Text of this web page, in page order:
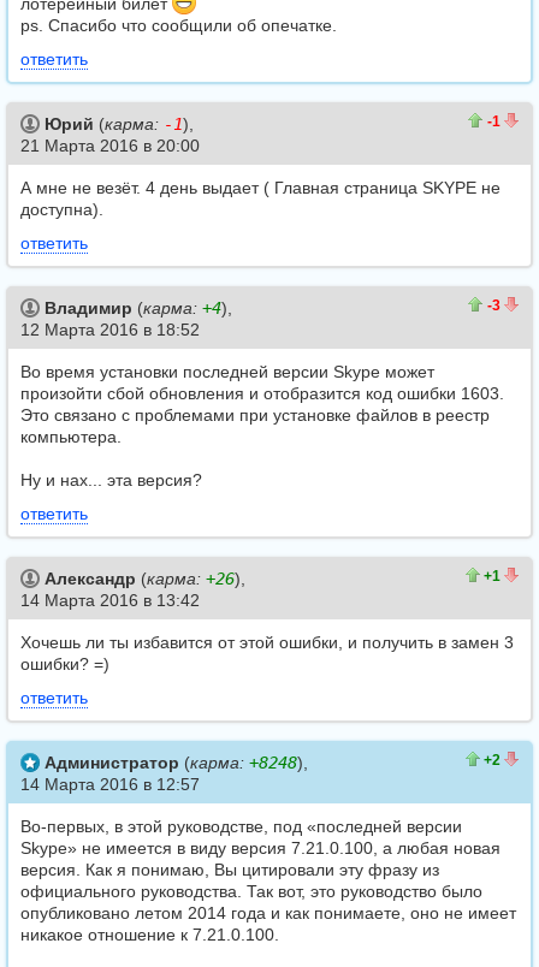
лотерейный билет
ps. Спасибо что сообщили об опечатке.
ответить
-1
Юрий (карма: -1),
21 Марта 2016 в 20:00
А мне не везёт. 4 день выдает ( Главная страница SKYPE не
доступна).
ответить
-3
Владимир (карма: +4),
12 Марта 2016 в 18:52
Во время установки последней версии Skype может
произойти сбой обновления и отобразится код ошибки 1603.
Это связано с проблемами при установке файлов в реестр
компьютера.
Ну и нах... эта версия?
ответить
+1
Александр (карма: +26),
14 Марта 2016 в 13:42
Хочешь ли ты избавится от этой ошибки, и получить в замен 3
ошибки? =)
ответить
+2
Администратор (карма: +8248),
14 Марта 2016 в 12:57
Во-первых, в этой руководстве, под «последней версии
Skype» не имеется в виду версия 7.21.0.100, а любая новая
версия. Как я понимаю, Вы цитировали эту фразу из
официального руководства. Так вот, это руководство было
опубликовано летом 2014 года и как понимаете, оно не имеет
никакое отношение к 7.21.0.100.